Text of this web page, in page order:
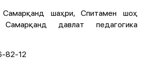
шаҳри, Спитамен шоҳ
давлат педагогика
82-12